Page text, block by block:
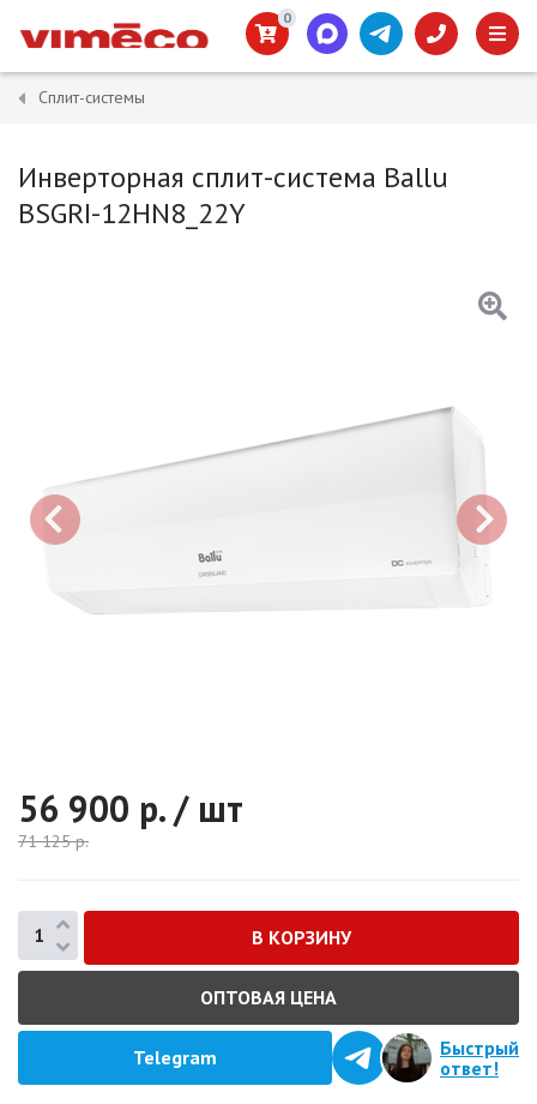
0
Сплит-системы
Инверторная сплит-система Ballu
BSGRI-12HN8_22Y
56 900 р. / шт
71 125р.
ОПТОВАЯ ЦЕНА
Telegram
Быстрый
ответ!